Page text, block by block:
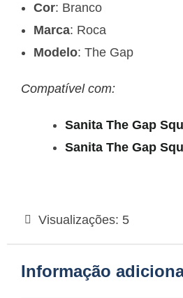
Cor: Branco
Marca: Roca
Modelo: The Gap
Compatível com:
Sanita The Gap
Sanita The Gap
Visualizações: 5
Informação